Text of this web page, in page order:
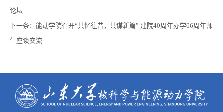
论坛
下一条： 能动学院召开“共忆往昔，共谋新篇” 建院40周年办学66周年师
生座谈交流